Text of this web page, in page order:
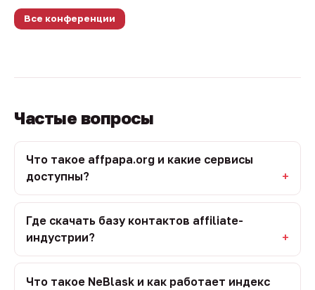
Все конференции
Частые вопросы
Что такое affpapa.org и какие сервисы
доступны?
Где скачать базу контактов affiliate-
индустрии?
Что такое NeBlask и как работает индекс